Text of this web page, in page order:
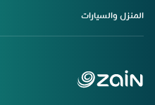
المنزل والسيارات